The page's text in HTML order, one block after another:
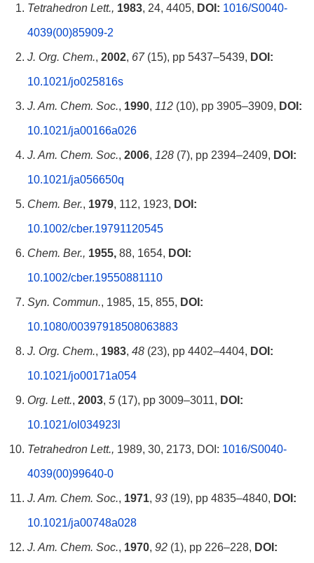
Tetrahedron Lett., 1983, 24, 4405, DOI: 1016/S0040-
4039(00)85909-2
J. Org. Chem., 2002, 67 (15), pp 5437–5439, DOI:
10.1021/jo025816s
J. Am. Chem. Soc., 1990, 112 (10), pp 3905–3909, DOI:
10.1021/ja00166a026
J. Am. Chem. Soc., 2006, 128 (7), pp 2394–2409, DOI:
10.1021/ja056650q
Chem. Ber., 1979, 112, 1923, DOI:
10.1002/cber.19791120545
Chem. Ber., 1955, 88, 1654, DOI:
10.1002/cber.19550881110
Syn. Commun., 1985, 15, 855, DOI:
10.1080/00397918508063883
J. Org. Chem., 1983, 48 (23), pp 4402–4404, DOI:
10.1021/jo00171a054
Org. Lett., 2003, 5 (17), pp 3009–3011, DOI:
10.1021/ol034923l
Tetrahedron Lett., 1989, 30, 2173, DOI: 1016/S0040-
4039(00)99640-0
J. Am. Chem. Soc., 1971, 93 (19), pp 4835–4840, DOI:
10.1021/ja00748a028
J. Am. Chem. Soc., 1970, 92 (1), pp 226–228, DOI: